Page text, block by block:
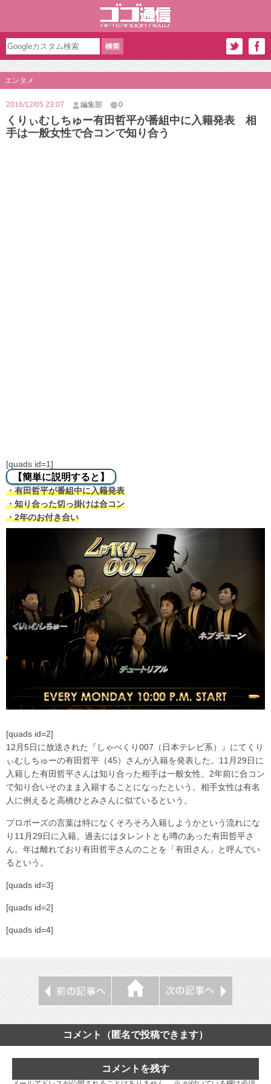
エンタメ
2016/12/05 23:07 編集部 0
くりぃむしちゅー有田哲平が番組中に入籍発表 相
手は一般女性で合コンで知り合う
[quads id=1]
【簡単に説明すると】
・有田哲平が番組中に入籍発表
・知り合った切っ掛けは合コン
・2年のお付き合い
[quads id=2]
12月5日に放送された『しゃべくり007（日本テレビ系）』にてくり
ぃむしちゅーの有田哲平（45）さんが入籍を発表した。11月29日に
入籍した有田哲平さんは知り合った相手は一般女性。2年前に合コン
で知り合いそのまま入籍することになったという。相手女性は有名
人に例えると高橋ひとみさんに似ているという。
プロポーズの言葉は特になくそろそろ入籍しようかという流れにな
り11月29日に入籍。過去にはタレントとも噂のあった有田哲平さ
ん。年は離れており有田哲平さんのことを「有田さん」と呼んでい
るという。
[quads id=3]
[quads id=2]
[quads id=4]
コメント（匿名で投稿できます）
コメントを残す